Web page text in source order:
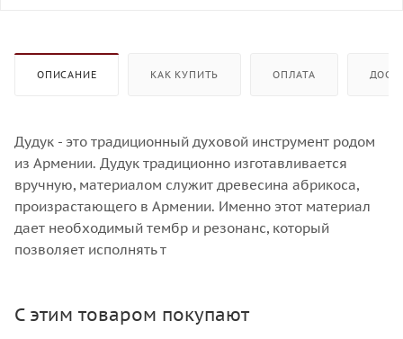
ОПИСАНИЕ КАК КУПИТЬ ОПЛАТА
Дудук - это традиционный духовой инструмент родом
из Армении. Дудук традиционно изготавливается
вручную, материалом служит древесина абрикоса,
произрастающего в Армении. Именно этот материал
дает необходимый тембр и резонанс, который
позволяет исполнять т
С этим товаром покупают